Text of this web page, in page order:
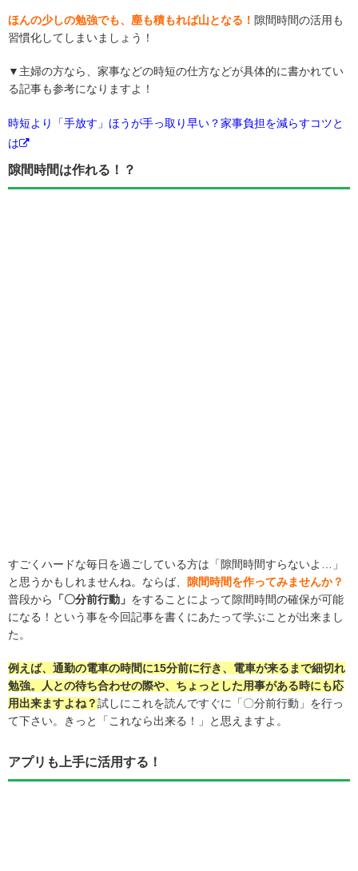
ほんの少しの勉強でも、塵も積もれば山となる！ 隙間時間の活用も
習慣化してしまいましょう！
▼主婦の方なら、家事などの時短の仕方などが具体的に書かれてい
る記事も参考になりますよ！
時短より「手放す」ほうが手っ取り早い？家事負担を減らすコツと
は
隙間時間は作れる！？
すごくハードな毎日を過ごしている方は「隙間時間すらないよ…」
と思うかもしれませんね。ならば、
隙間時間を作ってみませんか？
普段から
「〇分前行動」 をすることによって隙間時間の確保が可能
になる！という事を今回記事を書くにあたって学ぶことが出来まし
た。
例えば、通勤の電車の時間に15分前に行き、電車が来るまで細切れ
勉強。人との待ち合わせの際や、ちょっとした用事がある時にも応
用出来ますよね？試しにこれを読んですぐに「〇分前行動」を行っ
て下さい。きっと「これなら出来る！」と思えますよ。
アプリも上手に活用する！